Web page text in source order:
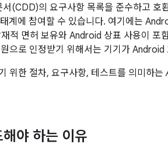
(CDD)의 요구사항 목록을 준수하고 호
계에 참여할 수 있습니다. 여기에는
적 면허 보유와 Android 상표 사용이 포
으로 인정받기 위해서는 기기가 Android
위한 절차, 요구사항, 테스트를 의미하는
야 하는 이유